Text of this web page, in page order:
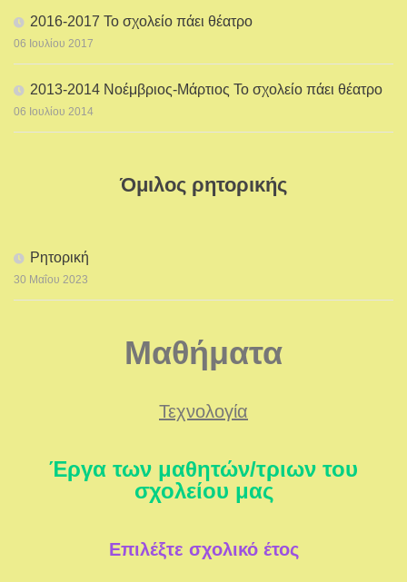
2016-2017 Το σχολείο πάει θέατρο
06 Ιουλίου 2017
2013-2014 Νοέμβριος-Μάρτιος Το σχολείο πάει θέατρο
06 Ιουλίου 2014
Όμιλος ρητορικής
Ρητορική
30 Μαΐου 2023
Μαθήματα
Τεχνολογία
Έργα των μαθητών/τριων του
σχολείου μας
Επιλέξτε σχολικό έτος